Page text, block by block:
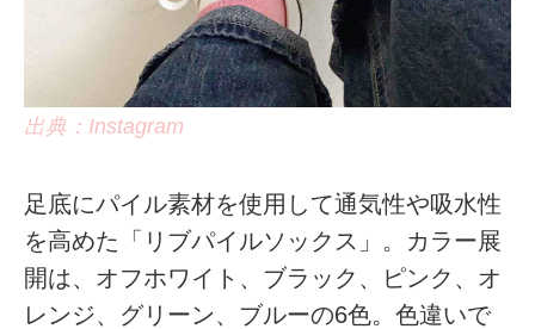
出典：Instagram
足底にパイル素材を使用して通気性や吸水性
を高めた「リブパイルソックス」。カラー展
開は、オフホワイト、ブラック、ピンク、オ
レンジ、グリーン、ブルーの6色。色違いで